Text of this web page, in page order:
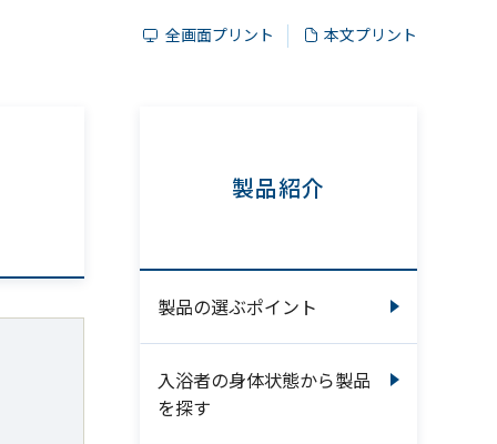
全画面プリント 本文プリント
製品紹介
製品の選ぶポイント
入浴者の身体状態から製品
を探す